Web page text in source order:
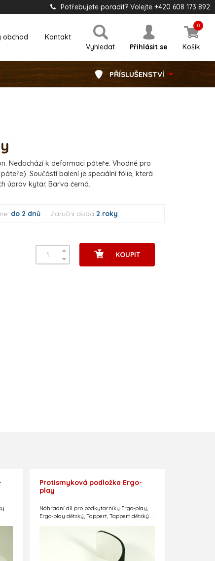
Potřebujete poradit? Volejte +420 608 173 892
Vyhledat Přihlásit se Košík
0
obchod Kontakt
PŘÍSLUŠENSTVÍ
Nedochází k deformaci páteře. Vhodné pro
Součástí balení je speciální fólie, která
úprav kytar. Barva černá.
do 2 dnů Záruční doba 2 roky
KOUPIT
Protismyková podložka Ergo-
play
Náhradní díl pro podkytarníky Ergo-play,
Ergo-play dětský, Tappert, Tappert dětský a